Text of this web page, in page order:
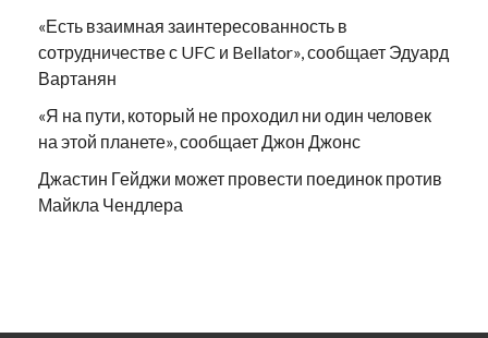
«Есть взаимная заинтересованность в
сотрудничестве с UFC и Bellator», сообщает Эдуард
Вартанян
«Я на пути, который не проходил ни один человек
на этой планете», сообщает Джон Джонс
Джастин Гейджи может провести поединок против
Майкла Чендлера